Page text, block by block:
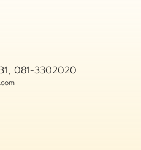
081-3302020